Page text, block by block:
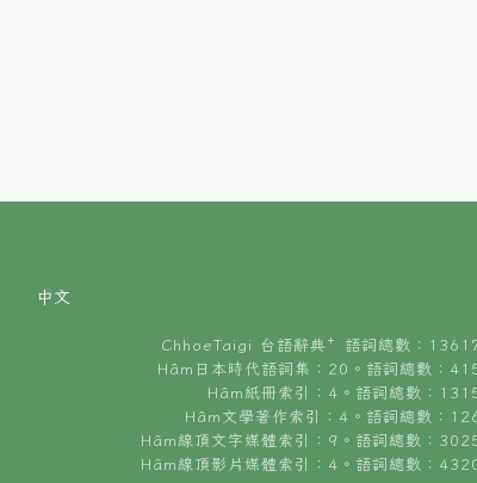
中文
ChhoeTaigi 台語辭典⁺ 語詞總數：
Hâm日本時代語詞集：20。語詞總數：
Hâm紙冊索引：4。語詞總數：
Hâm文學著作索引：4。語詞總數：
Hâm線頂文字媒體索引：9。語詞總數：
Hâm線頂影片媒體索引：4。語詞總數：